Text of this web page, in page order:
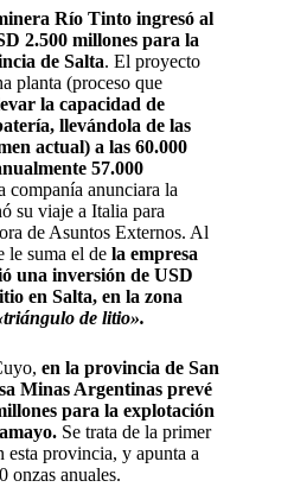
Río Tinto ingresó al
2.500 millones para la
de Salta. El proyecto
planta (proceso que
la capacidad de
llevándola de las
actual) a las 60.000
57.000
companía anunciara la
su viaje a Italia para
de Asuntos Externos. Al
le suma el de la empresa
una inversión de USD
en Salta, en la zona
de litio».
en la provincia de San
Minas Argentinas prevé
para la explotación
Se trata de la primer
provincia, y apunta a
onzas anuales.